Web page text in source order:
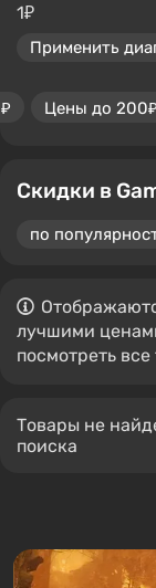
1₽
Применить
Цены до 200₽
Скидки в
лучшими
посмотреть
Товары не
поиска